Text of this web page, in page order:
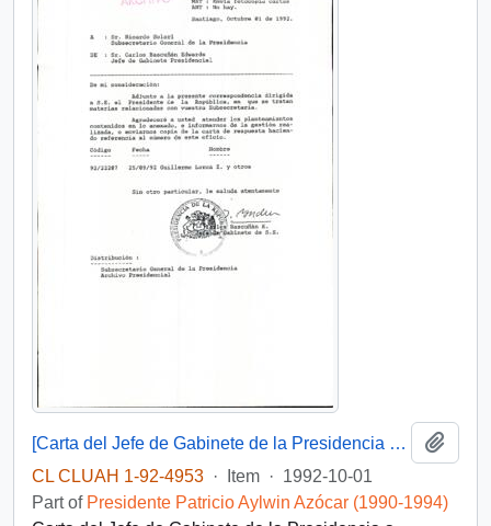
[Carta del Jefe de Gabinete de la Presidencia a Subsecretario General de la Presidencia]
CL CLUAH 1-92-4953 · Item · 1992-10-01
Part of Presidente Patricio Aylwin Azócar (1990-1994)